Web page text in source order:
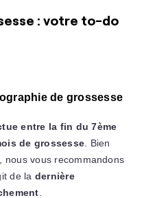
: votre to-do
de grossesse
entre la fin du 7ème
de grossesse. Bien
nous vous recommandons
de la dernière
.